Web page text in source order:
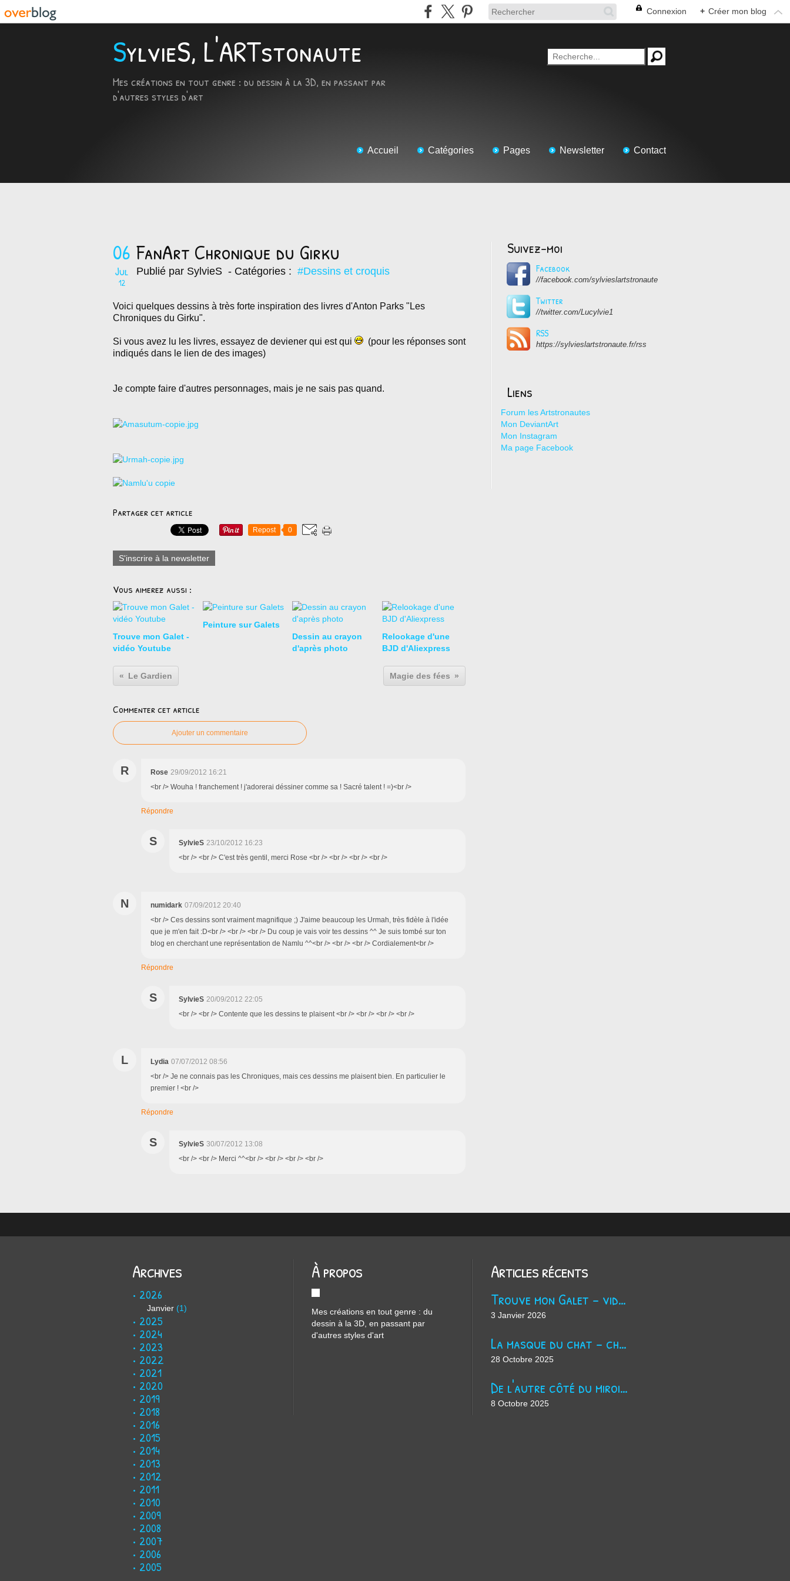
Connexion + Créer mon blog
SylvieS, L'ARTstonaute
Mes créations en tout genre : du dessin à la 3D, en passant par
d'autres styles d'art
Accueil Catégories Pages Newsletter Contact
06
Jul
12
FanArt Chronique du Girku
Publié par SylvieS - Catégories : #Dessins et croquis
Voici quelques dessins à très forte inspiration des livres d'Anton Parks "Les
Chroniques du Girku".
Si vous avez lu les livres, essayez de deviener qui est qui
(pour les réponses sont
indiqués dans le lien de des images)
Je compte faire d'autres personnages, mais je ne sais pas quand.
Partager cet article
Repost 0
S'inscrire à la newsletter
Vous aimerez aussi :
Trouve mon Galet -
vidéo Youtube
Peinture sur Galets
Dessin au crayon
d'après photo
Relookage d'une
BJD d'Aliexpress
Le Gardien Magie des fées
Commenter cet article
Ajouter un commentaire
R Rose 29/09/2012 16:21
<br /> Wouha ! franchement ! j'adorerai déssiner comme sa ! Sacré talent ! =)<br />
Répondre
S SylvieS 23/10/2012 16:23
<br /> <br /> C'est très gentil, merci Rose <br /> <br /> <br /> <br />
N numidark 07/09/2012 20:40
<br /> Ces dessins sont vraiment magnifique ;) J'aime beaucoup les Urmah, très fidèle à l'idée
que je m'en fait :D<br /> <br /> <br /> Du coup je vais voir tes dessins ^^ Je suis tombé sur ton
blog en cherchant une représentation de Namlu ^^<br /> <br /> <br /> Cordialement<br />
Répondre
S SylvieS 20/09/2012 22:05
<br /> <br /> Contente que les dessins te plaisent <br /> <br /> <br /> <br />
L Lydia 07/07/2012 08:56
<br /> Je ne connais pas les Chroniques, mais ces dessins me plaisent bien. En particulier le
premier ! <br />
Répondre
S SylvieS 30/07/2012 13:08
<br /> <br /> Merci ^^<br /> <br /> <br /> <br />
Suivez-moi
Facebook
//facebook.com/sylvieslartstronaute
Twitter
//twitter.com/Lucylvie1
RSS
https://sylvieslartstronaute.fr/rss
Liens
Forum les Artstronautes
Mon DeviantArt
Mon Instagram
Ma page Facebook
Archives
2026
Janvier (1)
2025
2024
2023
2022
2021
2020
2019
2018
2016
2015
2014
2013
2012
2011
2010
2009
2008
2007
2006
2005
À propos
Mes créations en tout genre : du
dessin à la 3D, en passant par
d'autres styles d'art
Articles récents
Trouve mon Galet - vidéo Youtube
3 Janvier 2026
La masque du chat - chanson d'Halloween
28 Octobre 2025
De l'autre côté du miroir - chanson suno ai
8 Octobre 2025